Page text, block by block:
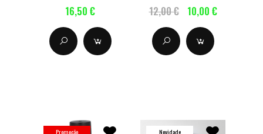
16,50 € 12,00 € 10,00 €
Promoção
Novidade